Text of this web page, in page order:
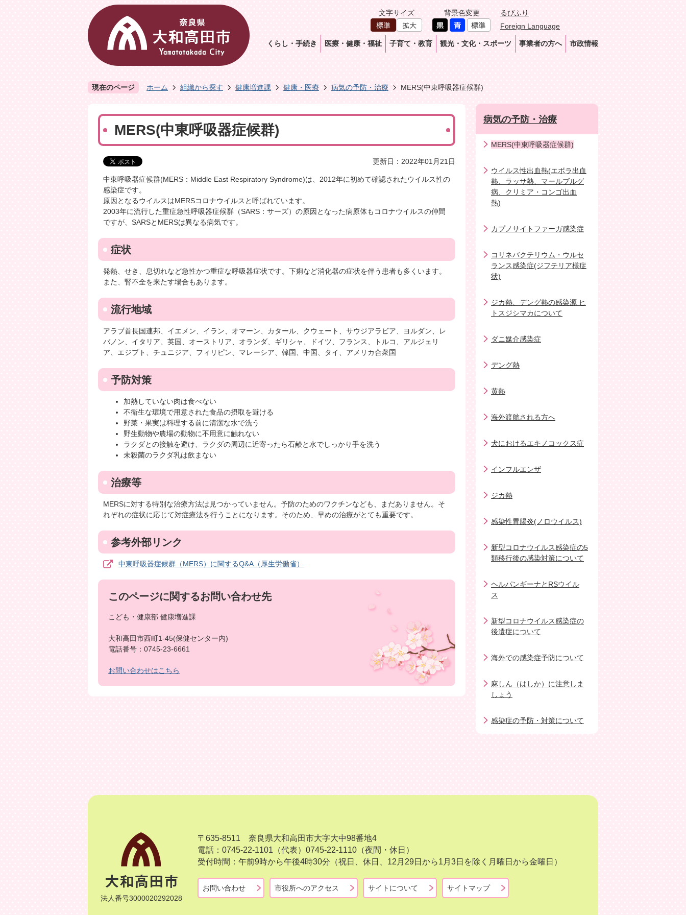
文字サイズ 背景色変更
るびふり
Foreign Language
くらし・手続き 医療・健康・福祉 子育て・教育 観光・文化・スポーツ 事業者の方へ 市政情報
現在のページ ホーム 組織から探す 健康増進課 健康・医療 病気の予防・治療 MERS(中東呼吸器症候群)
MERS(中東呼吸器症候群)
更新日：2022年01月21日
中東呼吸器症候群(MERS ：Middle East Respiratory Syndrome)は、2012年に初めて確認されたウイルス性の
感染症です。
原因となるウイルスはMERSコロナウイルスと呼ばれています。
2003年に流行した重症急性呼吸器症候群（SARS：サーズ）の原因となった病原体もコロナウイルスの仲間
ですが、SARSとMERSは異なる病気です。
症状
発熱、せき、息切れなど急性かつ重症な呼吸器症状です。下痢など消化器の症状を伴う患者も多くいます。
また、腎不全を来たす場合もあります。
流行地域
アラブ首長国連邦、イエメン、イラン、オマーン、カタール、クウェート、サウジアラビア、ヨルダン、レ
バノン、イタリア、英国、オーストリア、オランダ、ギリシャ、ドイツ、フランス、トルコ、アルジェリ
ア、エジプト、チュニジア、フィリピン、マレーシア、韓国、中国、タイ、アメリカ合衆国
予防対策
加熱していない肉は食べない
不衛生な環境で用意された食品の摂取を避ける
野菜・果実は料理する前に清潔な水で洗う
野生動物や農場の動物に不用意に触れない
ラクダとの接触を避け、ラクダの周辺に近寄ったら石鹸と水でしっかり手を洗う
未殺菌のラクダ乳は飲まない
治療等
MERSに対する特別な治療方法は見つかっていません。予防のためのワクチンなども、まだありません。そ
れぞれの症状に応じて対症療法を行うことになります。そのため、早めの治療がとても重要です。
参考外部リンク
中東呼吸器症候群（MERS）に関するQ&A（厚生労働省）
このページに関するお問い合わせ先
こども・健康部 健康増進課
大和高田市西町1-45(保健センター内)
電話番号：0745-23-6661
お問い合わせはこちら
病気の予防・治療
MERS(中東呼吸器症候群)
ウイルス性出血熱(エボラ出血
熱、ラッサ熱、マールブルグ
病、クリミア・コンゴ出血
熱)
カプノサイトファーガ感染症
コリネバクテリウム・ウルセ
ランス感染症(ジフテリア様症
状)
ジカ熱、デング熱の感染源 ヒ
トスジシマカについて
ダニ媒介感染症
デング熱
黄熱
海外渡航される方へ
犬におけるエキノコックス症
インフルエンザ
ジカ熱
感染性胃腸炎(ノロウイルス)
新型コロナウイルス感染症の5
類移行後の感染対策について
ヘルパンギーナとRSウイル
ス
新型コロナウイルス感染症の
後遺症について
海外での感染症予防について
麻しん（はしか）に注意しま
しょう
感染症の予防・対策について
法人番号3000020292028
〒635-8511 奈良県大和高田市大字大中98番地4
電話：0745-22-1101（代表） 0745-22-1110（夜間・休日）
受付時間：午前9時から午後4時30分（祝日、休日、12月29日から1月3日を除く月曜日から金曜日）
お問い合わせ 市役所へのアクセス サイトについて サイトマップ